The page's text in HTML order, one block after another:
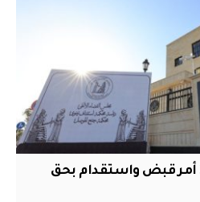
النزاهة تعلن صدور 26 أمر قبض واستقدام بحق